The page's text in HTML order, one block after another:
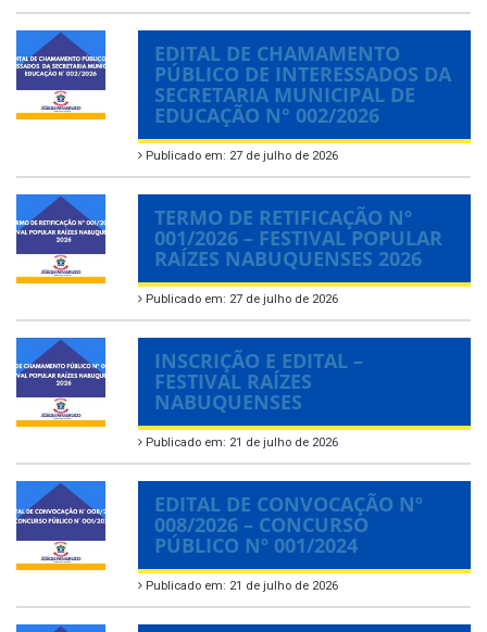
EDITAL DE CHAMAMENTO
PÚBLICO DE INTERESSADOS DA
SECRETARIA MUNICIPAL DE
EDUCAÇÃO N° 002/2026
Publicado em: 27 de julho de 2026
TERMO DE RETIFICAÇÃO Nº
001/2026 – FESTIVAL POPULAR
RAÍZES NABUQUENSES 2026
Publicado em: 27 de julho de 2026
INSCRIÇÃO E EDITAL –
FESTIVAL RAÍZES
NABUQUENSES
Publicado em: 21 de julho de 2026
EDITAL DE CONVOCAÇÃO Nº
008/2026 – CONCURSO
PÚBLICO Nº 001/2024
Publicado em: 21 de julho de 2026